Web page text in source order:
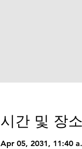
시간 및 장소
Apr 05, 2031, 11:40